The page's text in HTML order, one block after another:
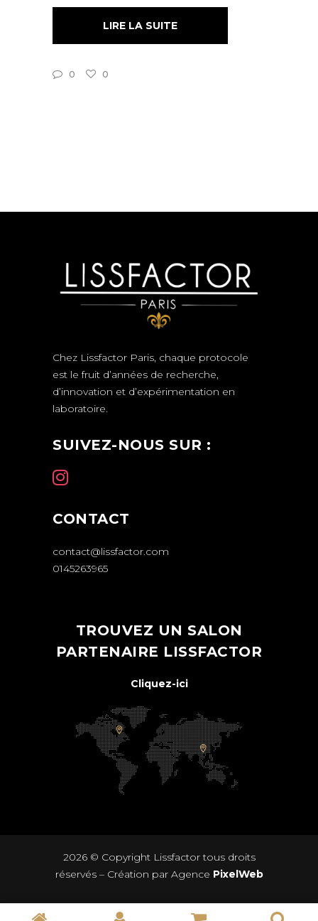
LIRE LA SUITE
0 0
Chez Lissfactor Paris, chaque protocole
est le fruit d’années de recherche,
d’innovation et d’expérimentation en
laboratoire.
SUIVEZ-NOUS SUR :
CONTACT
contact@lissfactor.com
0145263965
TROUVEZ UN SALON
PARTENAIRE LISSFACTOR
Cliquez-ici
2026 © CopyrightLissfactortous droits
réservés – Création par Agence PixelWeb